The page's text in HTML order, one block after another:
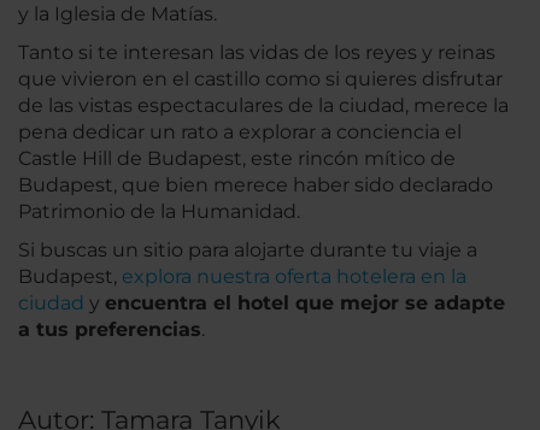
y la Iglesia de Matías.
Tanto si te interesan las vidas de los reyes y reinas
que vivieron en el castillo como si quieres disfrutar
de las vistas espectaculares de la ciudad, merece la
pena dedicar un rato a explorar a conciencia el
Castle Hill de Budapest, este rincón mítico de
Budapest, que bien merece haber sido declarado
Patrimonio de la Humanidad.
Si buscas un sitio para alojarte durante tu viaje a
Budapest, explora nuestra oferta hotelera en la
ciudad y encuentra el hotel que mejor se adapte
a tus preferencias.
Autor: Tamara Tanyik